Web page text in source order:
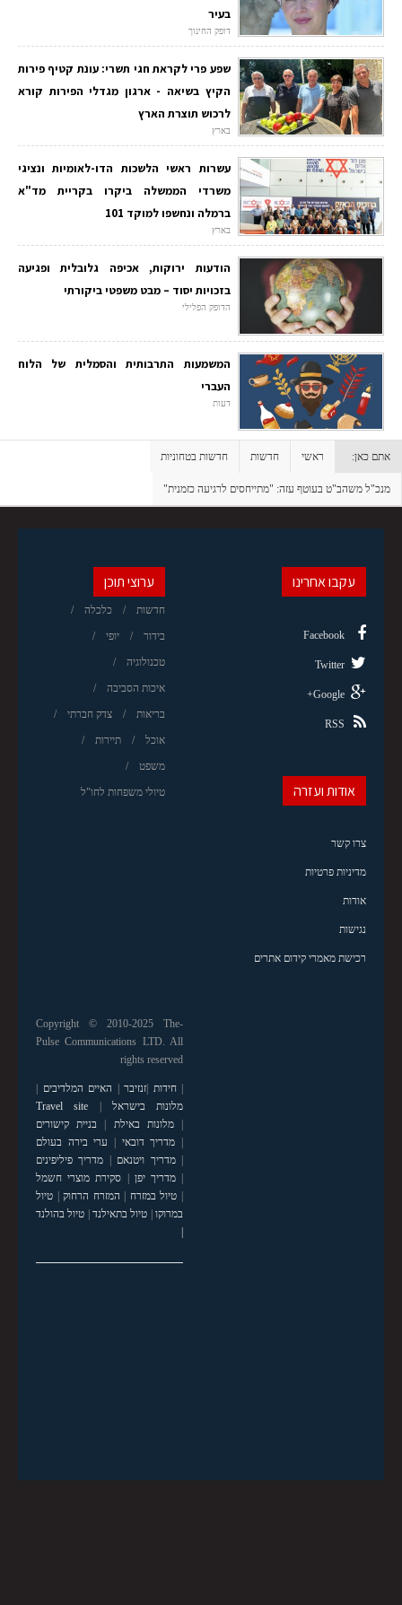
בעיר
דופק החינוך
שפע פרי לקראת חגי תשרי: עונת קטיף פירות
הקיץ בשיאה - ארגון מגדלי הפירות קורא
לרכוש תוצרת הארץ
בארץ
עשרות ראשי הלשכות הדו-לאומיות ונציגי
משרדי הממשלה ביקרו בקריית מד"א
ברמלה ונחשפו למוקד 101
בארץ
הודעות ירוקות, אכיפה גלובלית ופגיעה
בזכויות יסוד – מבט משפטי ביקורתי
הדופק הפלילי
המשמעות התרבותית והסמלית של הלוח
העברי
דעות
אתם כאן: ראשי חדשות חדשות בטחוניות
מנכ"ל משהב"ט בעוטף עזה: "מתייחסים לרגיעה כזמנית"
ערוצי תוכן
חדשות כלכלה
בידור יופי
טכנולוגיה
איכות הסביבה
בריאות צדק חברתי
אוכל תיירות
משפט
טיולי משפחות לחו"ל
עקבו אחרינו
Facebook
Twitter
Google+
RSS
אודות ועזרה
צרו קשר
מדיניות פרטיות
אודות
נגישות
רכישת מאמרי קידום אתרים
Copyright © 2010-2025 The-
Pulse Communications LTD. All
rights reserved
|חידות זנזיבר האיים המלדיבים
מלונות בישראל
Travel site
|מלונות באילת
בניית קישורים
מדריך דובאי
ערי בירה בעולם
|מדריך ויטנאם
מדריך פיליפינים
|מדריך יפן
סקירת מוצרי חשמל
טיול במזרח המזרח הרחוק| טיול
במרוקו| טיול בתאילנד| טיול בהולנד